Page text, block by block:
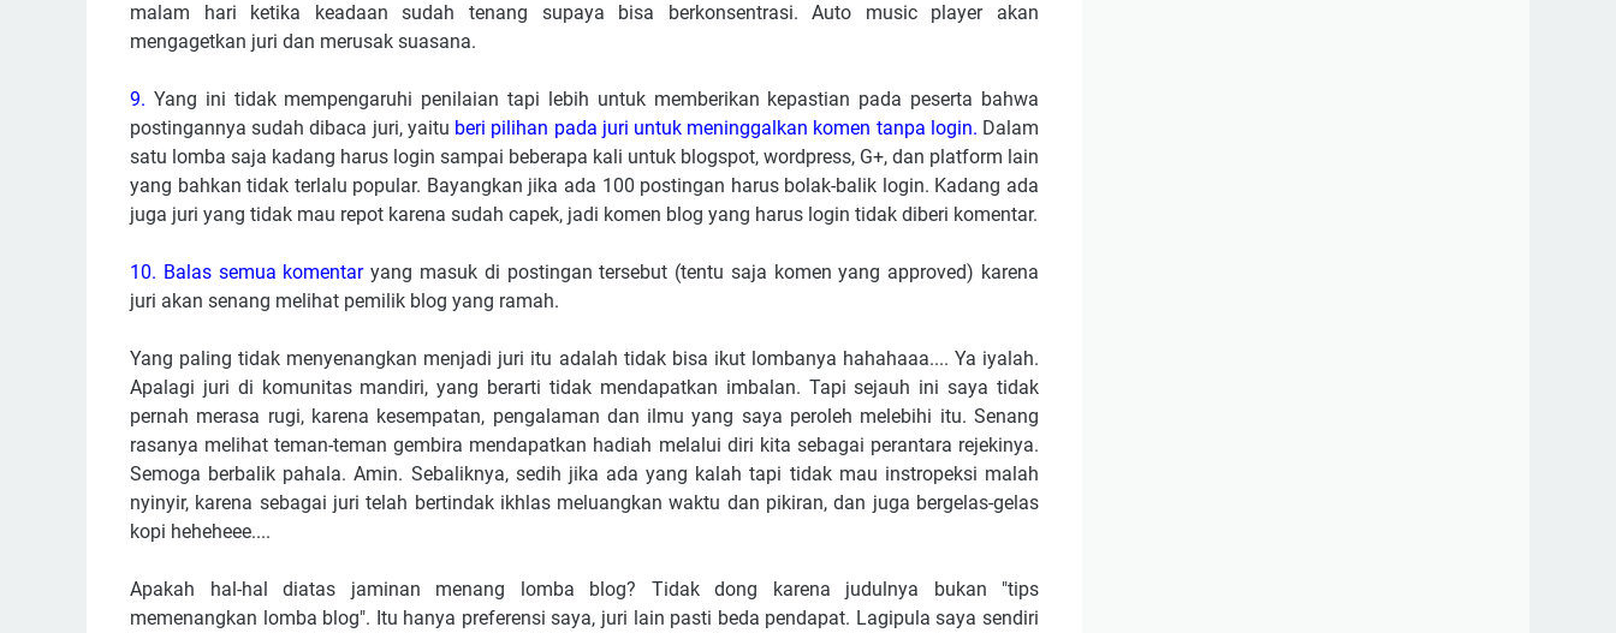
malam hari ketika keadaan sudah tenang supaya bisa berkonsentrasi. Auto music player akan
mengagetkan juri dan merusak suasana.
9. Yang ini tidak mempengaruhi penilaian tapi lebih untuk memberikan kepastian pada peserta bahwa
postingannya sudah dibaca juri, yaitu beri pilihan pada juri untuk meninggalkan komen tanpa login. Dalam
satu lomba saja kadang harus login sampai beberapa kali untuk blogspot, wordpress, G+, dan platform lain
yang bahkan tidak terlalu popular. Bayangkan jika ada 100 postingan harus bolak-balik login. Kadang ada
juga juri yang tidak mau repot karena sudah capek, jadi komen blog yang harus login tidak diberi komentar.
10. Balas semua komentaryang masuk di postingan tersebut (tentu saja komen yang approved) karena
juri akan senang melihat pemilik blog yang ramah.
Yang paling tidak menyenangkan menjadi juri itu adalah tidak bisa ikut lombanya hahahaaa.... Ya iyalah.
Apalagi juri di komunitas mandiri, yang berarti tidak mendapatkan imbalan. Tapi sejauh ini saya tidak
pernah merasa rugi, karena kesempatan, pengalaman dan ilmu yang saya peroleh melebihi itu. Senang
rasanya melihat teman-teman gembira mendapatkan hadiah melalui diri kita sebagai perantara rejekinya.
Semoga berbalik pahala. Amin. Sebaliknya, sedih jika ada yang kalah tapi tidak mau instropeksi malah
nyinyir, karena sebagai juri telah bertindak ikhlas meluangkan waktu dan pikiran, dan juga bergelas-gelas
kopi heheheee....
Apakah hal-hal diatas jaminan menang lomba blog? Tidak dong karena judulnya bukan "tips
memenangkan lomba blog". Itu hanya preferensi saya, juri lain pasti beda pendapat. Lagipula saya sendiri